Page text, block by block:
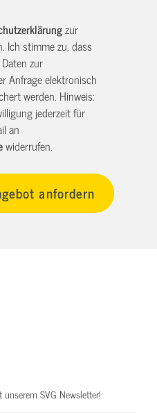
zur
Ich stimme zu, dass
zur
Anfrage elektronisch
werden. Hinweis:
jederzeit für
an
widerrufen.
SVG Newsletter!